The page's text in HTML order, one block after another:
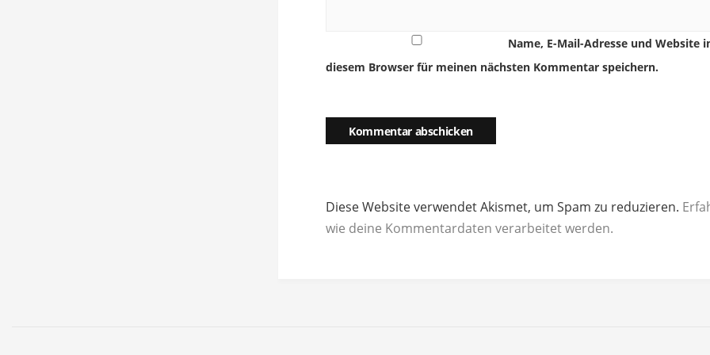
Name, E-Mail-Adresse und Website
diesem Browser für meinen nächsten Kommentar speichern.
Diese Website verwendet Akismet, um Spam zu reduzieren.
wie deine Kommentardaten verarbeitet werden.